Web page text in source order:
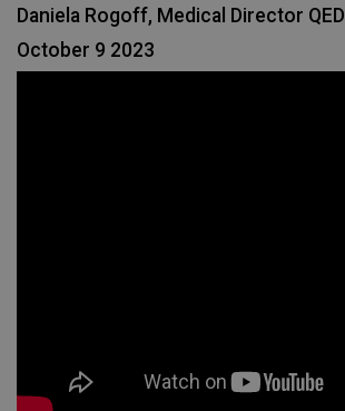
Daniela Rogoff, Medical Director QED
October 9 2023